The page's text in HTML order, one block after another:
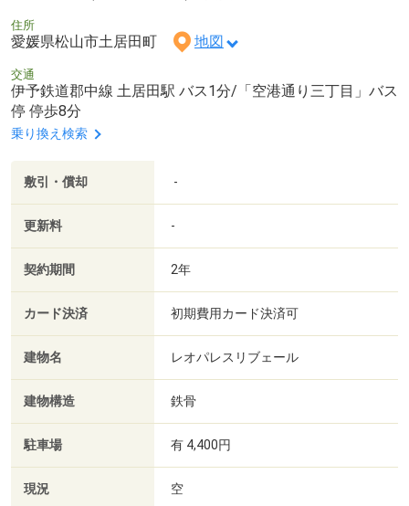
住所
愛媛県松山市土居田町 地図
交通
伊予鉄道郡中線 土居田駅 バス1分/「空港通り三丁目」バス
停 停歩8分
乗り換え検索
敷引・償却 -
更新料 -
契約期間 2年
カード決済 初期費用カード決済可
建物名 レオパレスリブェール
建物構造 鉄骨
駐車場 有 4,400円
現況 空